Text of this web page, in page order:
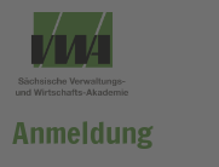
Anmeldung